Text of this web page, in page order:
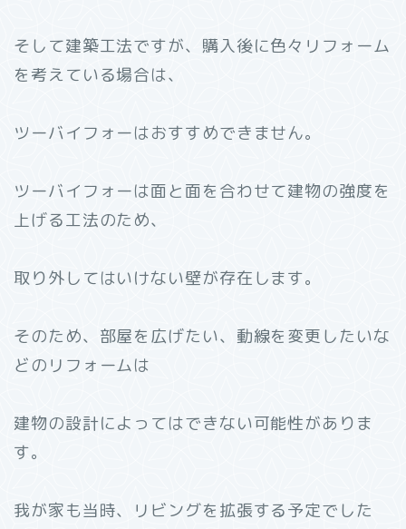
そして建築工法ですが、購入後に色々リフォーム
を考えている場合は、
ツーバイフォーはおすすめできません。
ツーバイフォーは面と面を合わせて建物の強度を
上げる工法のため、
取り外してはいけない壁が存在します。
そのため、部屋を広げたい、動線を変更したいな
どのリフォームは
建物の設計によってはできない可能性がありま
す。
我が家も当時、リビングを拡張する予定でした